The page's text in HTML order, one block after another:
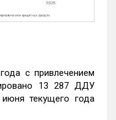
с привлечением
13 287 ДДУ
текущего года